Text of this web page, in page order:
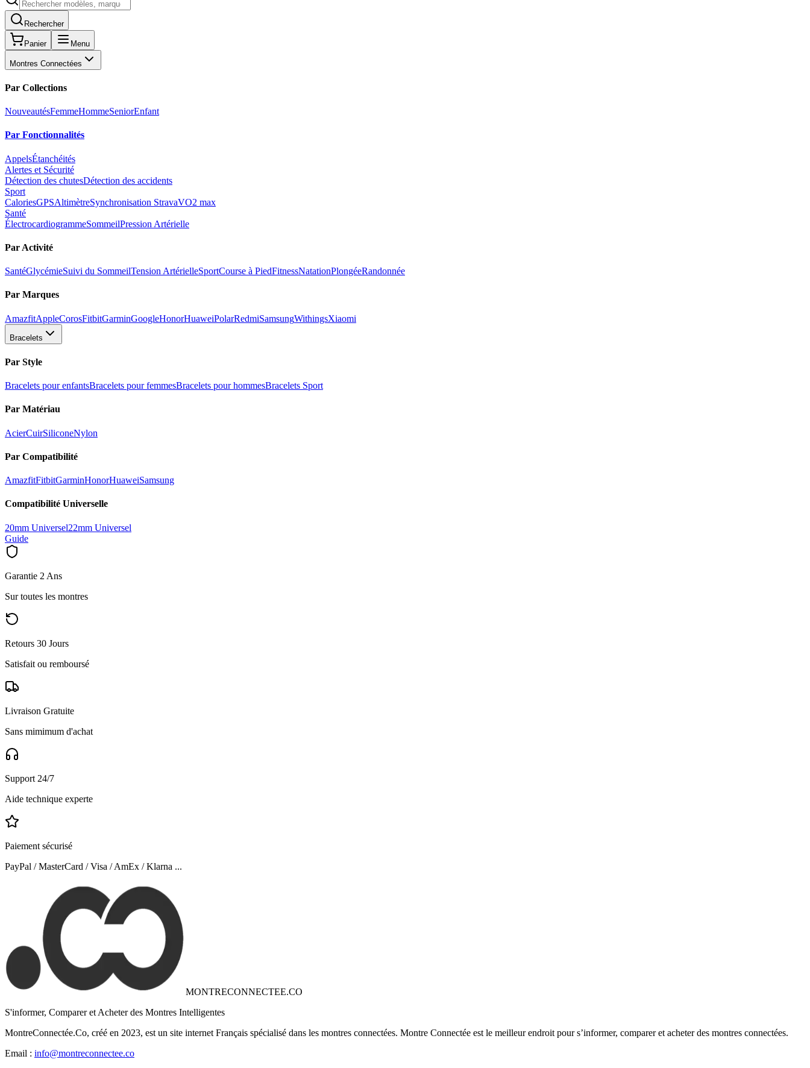
Rechercher
Panier Menu
Montres Connectées
Par Collections
NouveautésFemmeHommeSeniorEnfant
Par Fonctionnalités
AppelsÉtanchéités
Alertes et Sécurité
Détection des chutesDétection des accidents
Sport
CaloriesGPSAltimètreSynchronisation StravaVO2 max
Santé
ÉlectrocardiogrammeSommeilPression Artérielle
Par Activité
SantéGlycémieSuivi du SommeilTension ArtérielleSportCourse à PiedFitnessNatationPlongéeRandonnée
Par Marques
AmazfitAppleCorosFitbitGarminGoogleHonorHuaweiPolarRedmiSamsungWithingsXiaomi
Bracelets
Par Style
Bracelets pour enfantsBracelets pour femmesBracelets pour hommesBracelets Sport
Par Matériau
AcierCuirSiliconeNylon
Par Compatibilité
AmazfitFitbitGarminHonorHuaweiSamsung
Compatibilité Universelle
20mm Universel22mm Universel
Guide
Garantie 2 Ans
Sur toutes les montres
Retours 30 Jours
Satisfait ou remboursé
Livraison Gratuite
Sans mimimum d'achat
Support 24/7
Aide technique experte
Paiement sécurisé
PayPal / MasterCard / Visa / AmEx / Klarna ...
MONTRECONNECTEE.CO
S'informer, Comparer et Acheter des Montres Intelligentes
MontreConnectée.Co, créé en 2023, est un site internet Français spécialisé dans les montres connectées. Montre Connectée est le meilleur endroit pour s’informer, comparer et acheter des montres connectées.
Email : info@montreconnectee.co